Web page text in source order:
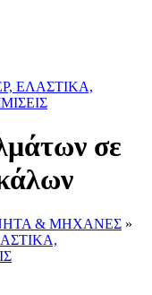
ΕΛΑΣΤΙΚΑ,
σε
& ΜΗΧΑΝΕΣ »